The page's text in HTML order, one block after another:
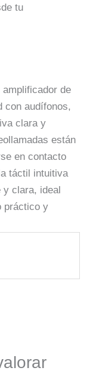
tu
de
con audífonos,
clara y
están
en contacto
táctil intuitiva
y clara, ideal
práctico y